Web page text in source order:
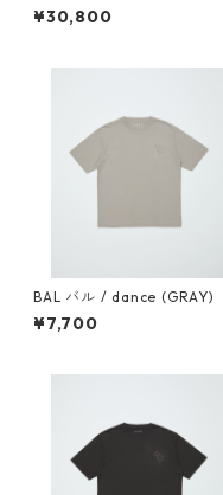
SHIRT BAL-2169
¥30,800
BAL バル / dance (GRAY)
¥7,700